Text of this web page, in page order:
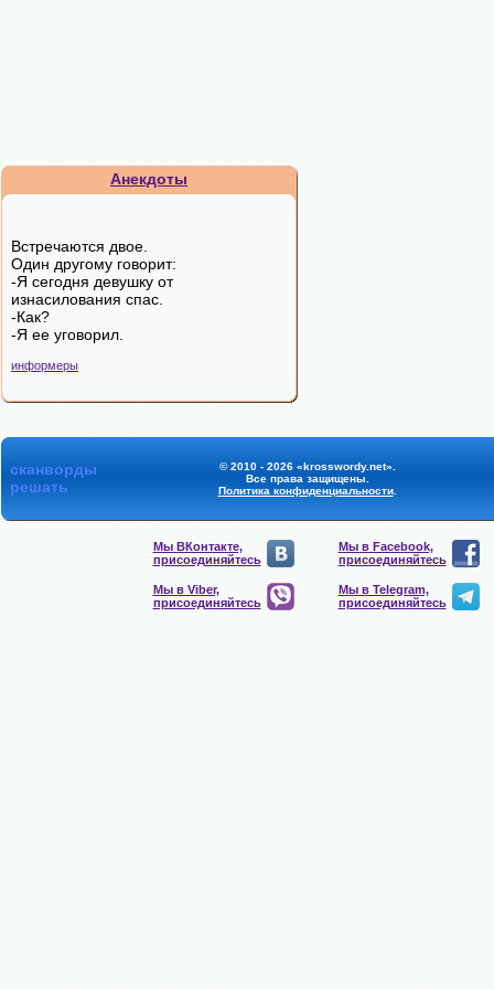
Анекдоты
Встречаются двое.
Один другому говорит:
-Я сегодня девушку от
изнасилования спас.
-Как?
-Я ее уговорил.
информеры
сканворды
решать
© 2010 - 2026 «krosswordy.net».
Все права защищены.
Политика конфиденциальности.
Мы ВКонтакте,
присоединяйтесь
Мы в Facebook,
присоединяйтесь
Мы в Viber,
присоединяйтесь
Мы в Telegram,
присоединяйтесь